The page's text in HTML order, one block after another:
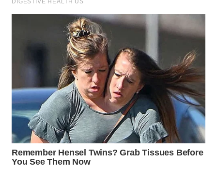
TRAVEL
WAHANA
TV
WAHANANEWS
ID
WAHANANEWS